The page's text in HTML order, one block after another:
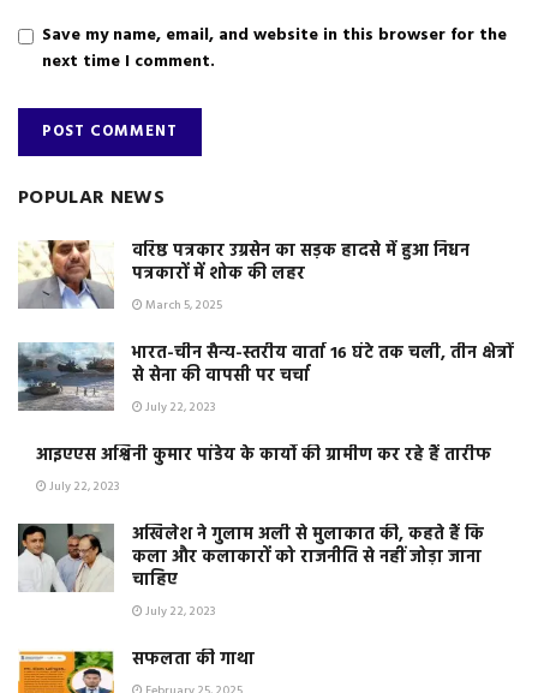
Save my name, email, and website in this browser for the
next time I comment.
POPULAR NEWS
वरिष्ठ पत्रकार उग्रसेन का सड़क हादसे में हुआ निधन
पत्रकारों में शोक की लहर
March 5, 2025
भारत-चीन सैन्य-स्तरीय वार्ता 16 घंटे तक चली, तीन क्षेत्रों
से सेना की वापसी पर चर्चा
July 22, 2023
आइएएस अश्विनी कुमार पांडेय के कार्यो की ग्रामीण कर रहे हैं तारीफ
July 22, 2023
अखिलेश ने गुलाम अली से मुलाकात की, कहते हैं कि
कला और कलाकारों को राजनीति से नहीं जोड़ा जाना
चाहिए
July 22, 2023
सफलता की गाथा